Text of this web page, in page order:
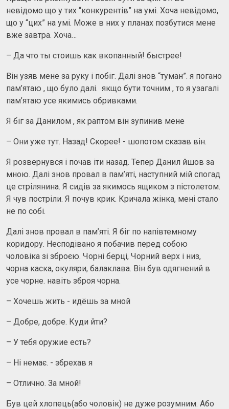
невідомо що у тих “конкурентів” на умі. Хоча невідомо,
що у “цих” на умі. Може в них у планах позбутися мене
вже завтра. Хоча…
– Да что ты стоишь как вкопанный! быстрее!
Він узяв мене за руку і побіг. Далі знов “туман”. я погано
пам’ятаю , що було далі. якщо бути точним , то я узагалі
пам’ятаю усе якимись обривками.
Я біг за Данилом , як раптом він зупинив мене
– Они уже тут. Назад! Скорее! - шопотом сказав він.
Я розвернувся і почав іти назад. Тепер Данил йшов за
мною. Далі знов провал в пам’яті, наступний мій спогад
це стрілянина. Я сидів за якимось ящиком з пістолетом.
Я чув постріли. Я почув крик. Кричала жінка, мені стало
не по собі.
Далі знов провал в пам’яті. Я біг по напівтемному
коридору. Несподівано я побачив перед собою
чоловіка зі зброєю. Чорні берці, Чорний верх і низ,
чорна каска, окуляри, балаклава. Він був одягнений в
усе чорне. навіть зброя чорна.
– Хочешь жить - идёшь за мной
– Добре, добре. Куди йти?
– У тебя оружие есть?
– Ні немає. - збрехав я
– Отлично. За мной!
Був цей хлопець(або чоловік) не дуже розумним. Або